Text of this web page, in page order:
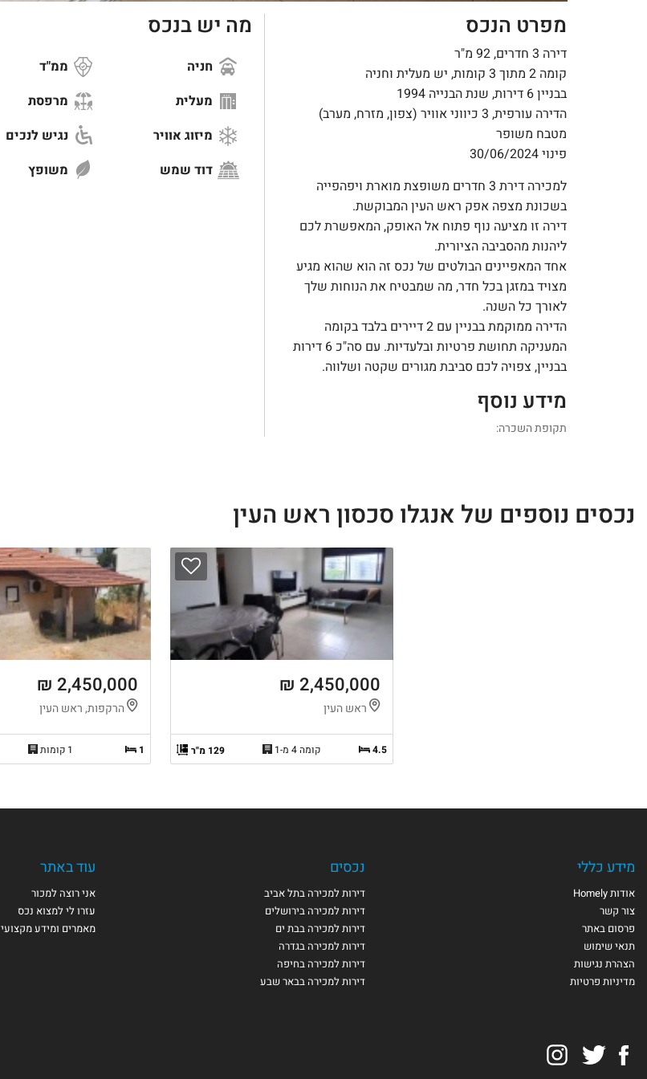
מפרט הנכס
דירה 3 חדרים, 92 מ"ר
קומה 2 מתוך 3 קומות, יש מעלית וחניה
בבניין 6 דירות, שנת הבנייה 1994
הדירה עורפית, 3 כיווני אוויר (צפון, מזרח, מערב)
מטבח משופר
פינוי 30/06/2024
למכירה דירת 3 חדרים משופצת מוארת ויפהפייה
בשכונת מצפה אפק ראש העין המבוקשת.
דירה זו מציעה נוף פתוח אל האופק, המאפשרת לכם
ליהנות מהסביבה הציורית.
אחד המאפיינים הבולטים של נכס זה הוא שהוא מגיע
מצויד במזגן בכל חדר, מה שמבטיח את הנוחות שלך
לאורך כל השנה.
הדירה ממוקמת בבניין עם 2 דיירים בלבד בקומה
המעניקה תחושת פרטיות ובלעדיות. עם סה"כ 6 דירות
בבניין, צפויה לכם סביבת מגורים שקטה ושלווה.
מידע נוסף
תקופת השכרה:
מה יש בנכס
חניה
ממ"ד
מעלית
מרפסת
מיזוג אוויר
נגיש לנכים
דוד שמש
משופץ
נכסים נוספים של אנגלו סכסון ראש העין
2,450,000 ₪
ראש העין
4.5 קומה 4 מ-1 129 מ"ר
2,450,000 ₪
הרקפות, ראש העין
1 1 קומות
מידע כללי
אודות Homely
צור קשר
פרסום באתר
תנאי שימוש
הצהרת נגישות
מדיניות פרטיות
נכסים
דירות למכירה בתל אביב
דירות למכירה בירושלים
דירות למכירה בבת ים
דירות למכירה בגדרה
דירות למכירה בחיפה
דירות למכירה בבאר שבע
עוד באתר
אני רוצה למכור
עזרו לי למצוא נכס
מאמרים ומידע מקצועי
Facebook
Twitter